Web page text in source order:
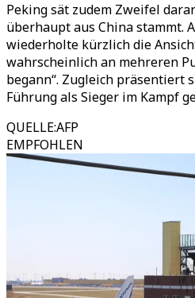
Peking sät zudem Zweifel
überhaupt aus China stammt.
wiederholte kürzlich die
wahrscheinlich an mehreren
begann“. Zugleich präsentiert
Führung als Sieger im Kampf
QUELLE:AFP
EMPFOHLEN